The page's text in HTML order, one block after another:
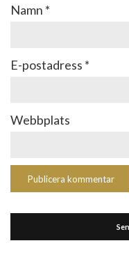
Namn *
E-postadress *
Webbplats